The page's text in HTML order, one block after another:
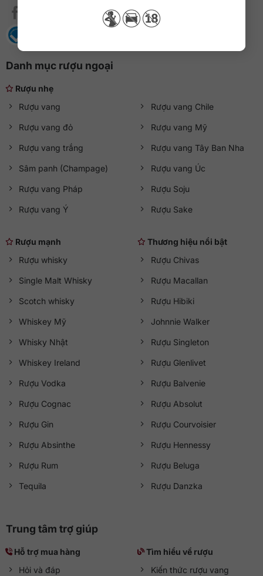
Danh mục rượu ngoại
Rượu nhẹ
Rượu vang
Rượu vang đỏ
Rượu vang trắng
Sâm panh (Champage)
Rượu vang Pháp
Rượu vang Ý
Rượu vang Chile
Rượu vang Mỹ
Rượu vang Tây Ban Nha
Rượu vang Úc
Rượu Soju
Rượu Sake
Rượu mạnh
Rượu whisky
Single Malt Whisky
Scotch whisky
Whiskey Mỹ
Whisky Nhật
Whiskey Ireland
Rượu Vodka
Rượu Cognac
Rượu Gin
Rượu Absinthe
Rượu Rum
Tequila
Thương hiệu nổi bật
Rượu Chivas
Rượu Macallan
Rượu Hibiki
Johnnie Walker
Rượu Singleton
Rượu Glenlivet
Rượu Balvenie
Rượu Absolut
Rượu Courvoisier
Rượu Hennessy
Rượu Beluga
Rượu Danzka
Trung tâm trợ giúp
Hỗ trợ mua hàng
Hỏi và đáp
Tìm hiểu về rượu
Kiến thức rượu vang